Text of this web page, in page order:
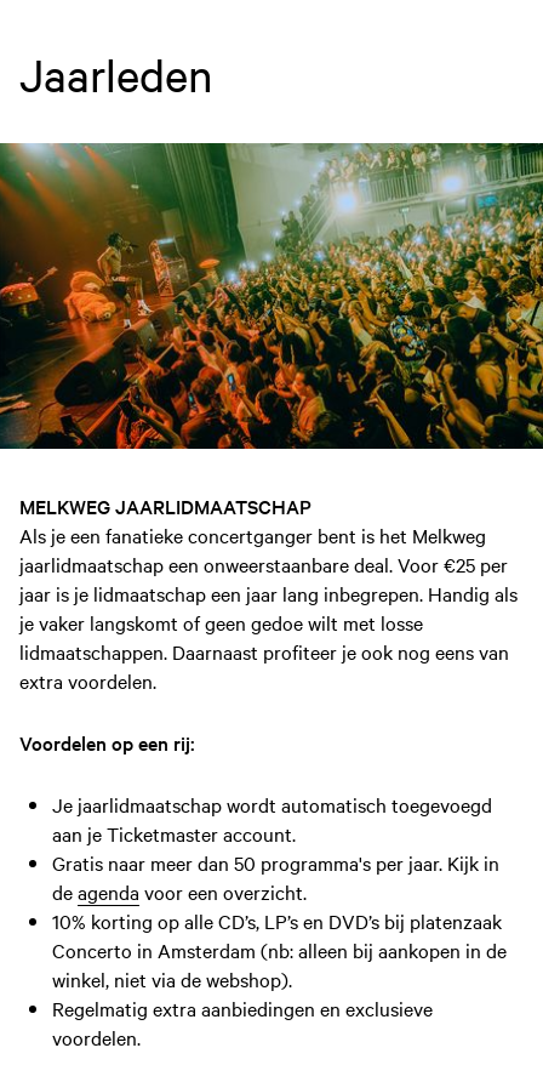
Jaarleden
MELKWEG JAARLIDMAATSCHAP
Als je een fanatieke concertganger bent is het Melkweg
jaarlidmaatschap een onweerstaanbare deal. Voor €25 per
jaar is je lidmaatschap een jaar lang inbegrepen. Handig als
je vaker langskomt of geen gedoe wilt met losse
lidmaatschappen. Daarnaast profiteer je ook nog eens van
extra voordelen.
Voordelen op een rij:
Je jaarlidmaatschap wordt automatisch toegevoegd
aan je Ticketmaster account.
Gratis naar meer dan 50 programma's per jaar. Kijk in
deagenda voor een overzicht.
10% korting op alle CD’s, LP’s en DVD’s bij platenzaak
Concerto in Amsterdam (nb: alleen bij aankopen in de
winkel, niet via de webshop).
Regelmatig extra aanbiedingen en exclusieve
voordelen.